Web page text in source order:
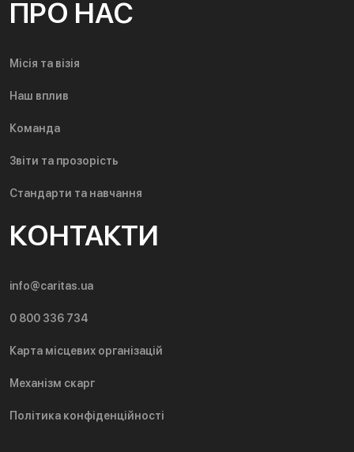
ПРО НАС
Місія та візія
Наш вплив
Команда
Звіти та прозорість
Стандарти та навчання
КОНТАКТИ
info@caritas.ua
0 800 336 734
Карта місцевих організацій
Механізм скарг
Політика конфіденційності